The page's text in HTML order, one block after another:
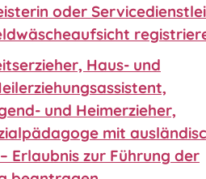
oder
Haus- und
und Heimerzieher,
mit
Erlaubnis zur Führung der